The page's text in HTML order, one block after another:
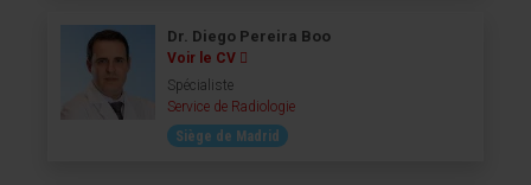
Dr. Diego Pereira Boo
Voir le CV
Spécialiste
Service de Radiologie
Siège de Madrid